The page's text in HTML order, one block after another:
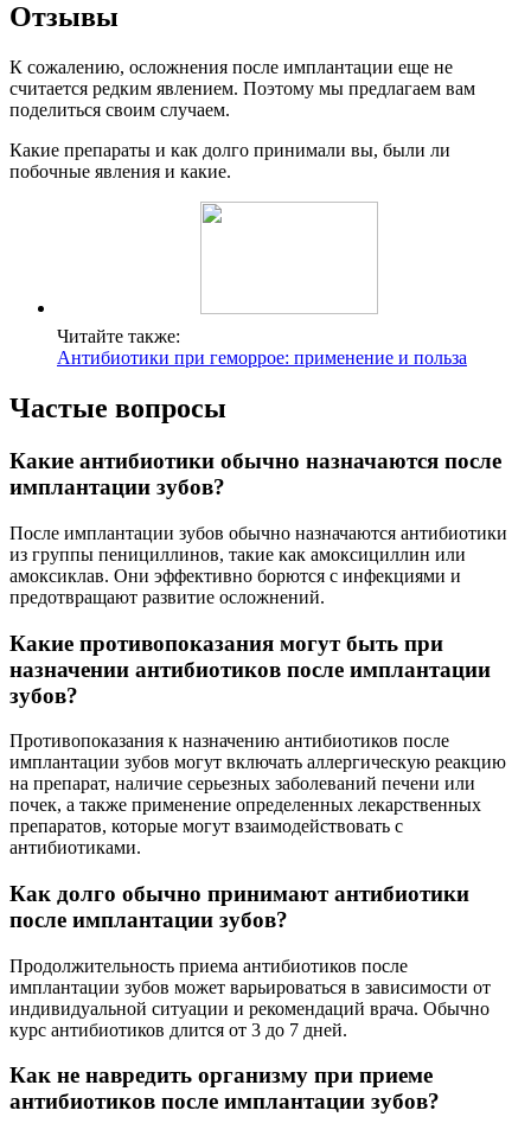
Отзывы
К сожалению, осложнения после имплантации еще не
считается редким явлением. Поэтому мы предлагаем вам
поделиться своим случаем.
Какие препараты и как долго принимали вы, были ли
побочные явления и какие.
Читайте также:
Антибиотики при геморрое: применение и польза
Частые вопросы
Какие антибиотики обычно назначаются после
имплантации зубов?
После имплантации зубов обычно назначаются антибиотики
из группы пенициллинов, такие как амоксициллин или
амоксиклав. Они эффективно борются с инфекциями и
предотвращают развитие осложнений.
Какие противопоказания могут быть при
назначении антибиотиков после имплантации
зубов?
Противопоказания к назначению антибиотиков после
имплантации зубов могут включать аллергическую реакцию
на препарат, наличие серьезных заболеваний печени или
почек, а также применение определенных лекарственных
препаратов, которые могут взаимодействовать с
антибиотиками.
Как долго обычно принимают антибиотики
после имплантации зубов?
Продолжительность приема антибиотиков после
имплантации зубов может варьироваться в зависимости от
индивидуальной ситуации и рекомендаций врача. Обычно
курс антибиотиков длится от 3 до 7 дней.
Как не навредить организму при приеме
антибиотиков после имплантации зубов?